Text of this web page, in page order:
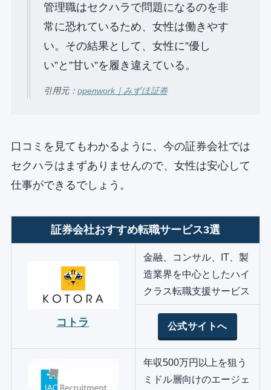
管理職はセクハラで問題になるのを⾮
常に恐れているため、⼥性は働きやす
い。その結果として、⼥性に”優し
い”と”⽢い”を履き違えている。
引用元： openwork｜みずほ証券
口コミを見てもわかるように、今の証券会社では
セクハラはまずありませんので、女性は安心して
仕事ができるでしょう。
証券会社おすすめ転職サービス3選
コトラ
金融、コンサル、IT、製
造業界を中心としたハイ
クラス転職支援サービス
公式サイトへ
年収500万円以上を狙う
ミドル層向けのエージェ